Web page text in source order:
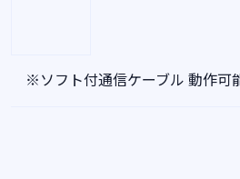
※ソフト付通信ケーブル 動作可